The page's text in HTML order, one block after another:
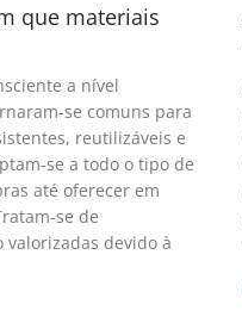
que materiais
a nível
se comuns para
reutilizáveis e
se a todo o tipo de
até oferecer em
se de
devido à